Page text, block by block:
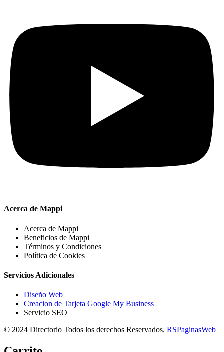
Acerca de Mappi
Acerca de Mappi
Beneficios de Mappi
Términos y Condiciones
Política de Cookies
Servicios Adicionales
Diseño Web
Creacion de Tarjeta Google My Business
Servicio SEO
© 2024 Directorio Todos los derechos Reservados. RSPaginasWeb